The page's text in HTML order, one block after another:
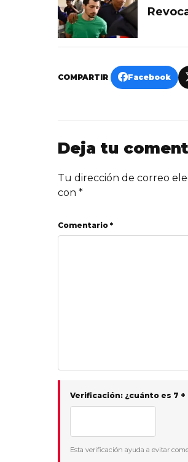
COMPARTIR Facebook
Deja tu
Tu dirección de correo
con *
Comentario *
Verificación: ¿cuánto es 7 +
Esta verificación ayuda a evitar